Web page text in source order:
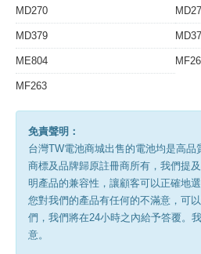
MD270
MD379
ME804
MF263
免責聲明：
台灣TW電池商城出售的電池均是高品
商標及品牌歸原註冊商所有，我們提
明產品的兼容性，讓顧客可以正確地
您對我們的產品有任何的不滿意，可
們，我們將在24小時之內給予答覆。
意。